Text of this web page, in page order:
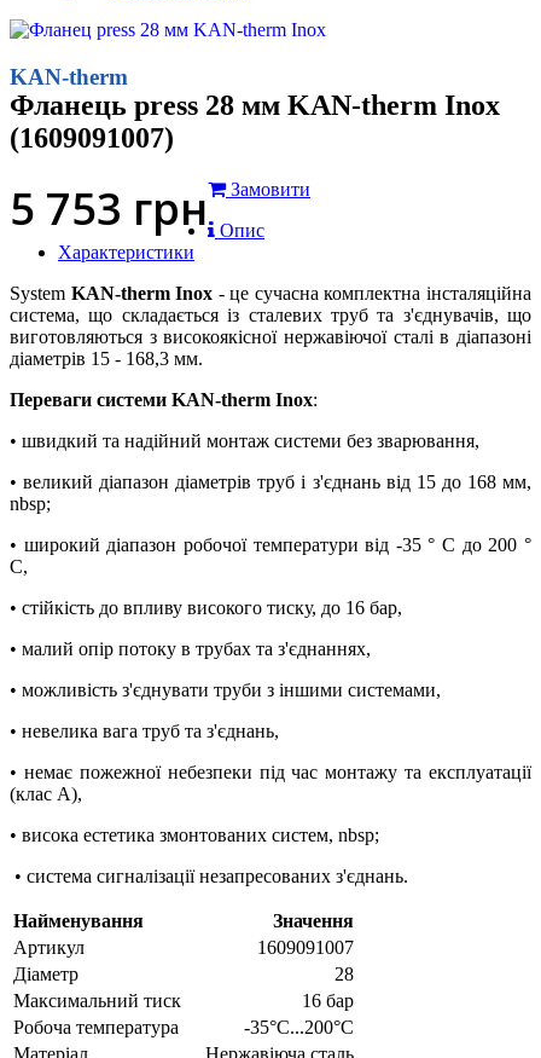
KAN-therm
Фланець press 28 мм KAN-therm Inox
(1609091007)
5 753 грн
Замовити
Опис
Характеристики
System KAN-therm Inox - це сучасна комплектна інсталяційна
система, що складається із сталевих труб та з'єднувачів, що
виготовляються з високоякісної нержавіючої сталі в діапазоні
діаметрів 15 - 168,3 мм.
Переваги системи KAN-therm Inox:
• швидкий та надійний монтаж системи без зварювання,
• великий діапазон діаметрів труб і з'єднань від 15 до 168 мм,
nbsp;
• широкий діапазон робочої температури від -35 ° C до 200 °
C,
• стійкість до впливу високого тиску, до 16 бар,
• малий опір потоку в трубах та з'єднаннях,
• можливість з'єднувати труби з іншими системами,
• невелика вага труб та з'єднань,
• немає пожежної небезпеки під час монтажу та експлуатації
(клас A),
• висока естетика змонтованих систем, nbsp;
• система сигналізації незапресованих з'єднань.
Найменування
Значення
Артикул
1609091007
Діаметр
28
Максимальний тиск
16 бар
Робоча температура
-35°C...200°C